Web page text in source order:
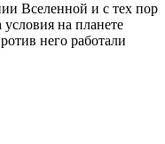
Вселенной и с тех пор
на планете
него работали